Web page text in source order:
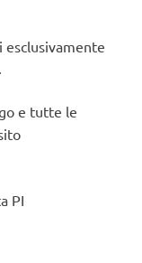
esclusivamente
e tutte le
PI